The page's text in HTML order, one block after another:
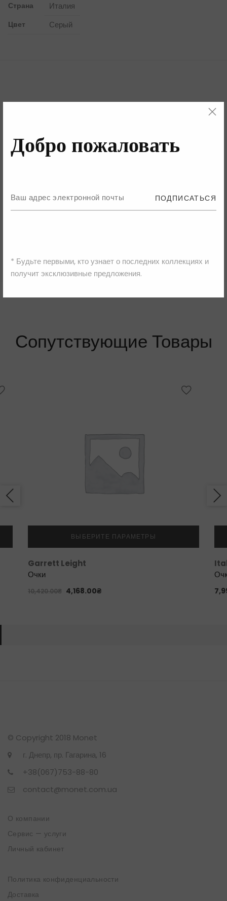
Добро пожаловать
ПОДПИСАТЬСЯ
* Будьте первыми, кто узнает о последних коллекциях и
получит эксклюзивные предложения.
Страна Италия
Цвет Серый
Бренд
Сопутствующие Товары
ВЫБЕРИТЕ ПАРАМЕТРЫ
Garrett Leight
Очки
10,420.00₴ 4,168.00₴
© Copyright 2018 Monet
г. Днепр, пр. Гагарина, 16
+38(067)753-88-80
contact@monet.com.ua
О компании
Сервис — услуги
Личный кабинет
Политика конфиденциальности
Доставка